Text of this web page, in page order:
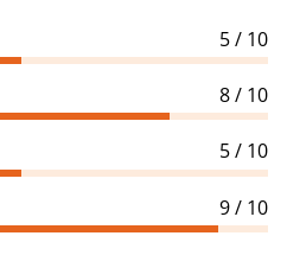
5 / 10
8 / 10
5 / 10
9 / 10